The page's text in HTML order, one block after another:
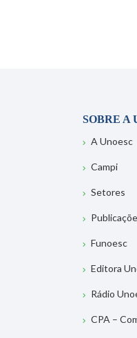
SOBRE A
A Unoesc
Campi
Setores
Funoesc
Editora
Rádio
CPA –